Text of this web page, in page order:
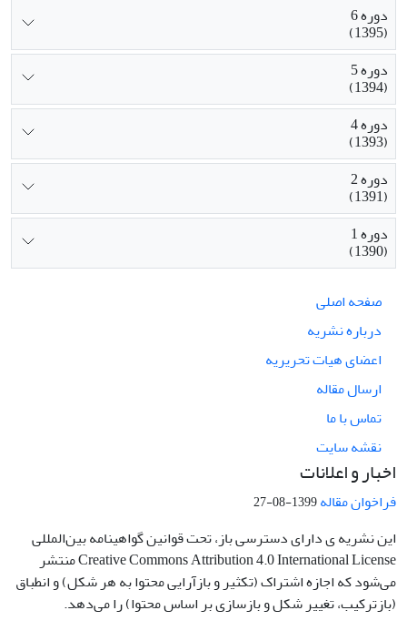
دوره 6
(1395)
دوره 5
(1394)
دوره 4
(1393)
دوره 2
(1391)
دوره 1
(1390)
صفحه اصلی
درباره نشریه
اعضای هیات تحریریه
ارسال مقاله
تماس با ما
نقشه سایت
اخبار و اعلانات
فراخوان مقاله1399-08-27
این نشریه ی دارای دسترسی باز، تحت قوانین گواهینامه بین‌المللی
Creative Commons Attribution 4.0 International License منتشر
می‌شود که اجازه اشتراک (تکثیر و بازآرایی محتوا به هر شکل) و انطباق
(بازترکیب، تغییر شکل و بازسازی بر اساس محتوا) را می‌دهد.